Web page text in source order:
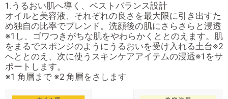
1.うるおい肌へ導く、ベストバランス設計
オイルと美容液、それぞれの良さを最大限に引き出すた
め独自の比率でブレンド。洗顔後の肌にさらさらと浸透
※1し、ゴワつきがちな肌をやわらかくととのえます。肌
をまるでスポンジのようにうるおいを受け入れる土台※2
へととのえ、次に使うスキンケアアイテムの浸透※1をサ
ポートします。
※1 角層まで ※2 角層をさします